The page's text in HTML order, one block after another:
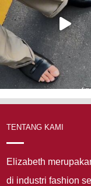
TENTANG KAMI
Elizabeth
di industri fashion